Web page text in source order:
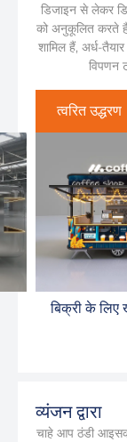
डिजाइन से लेकर
को अनुकूलित करते
शामिल हैं, अर्ध-
विपणन
त्वरित उद्धरण
कस्टम फूड
व्यंजन द्वारा
चाहे आप ठंडी